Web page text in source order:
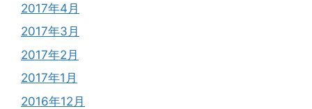
2017年4月
2017年3月
2017年2月
2017年1月
2016年12月